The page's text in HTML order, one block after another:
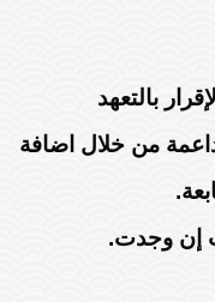
بالتعهد
من خلال اضافة
إن وجدت.